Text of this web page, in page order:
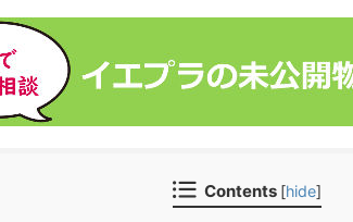
Contents [hide]